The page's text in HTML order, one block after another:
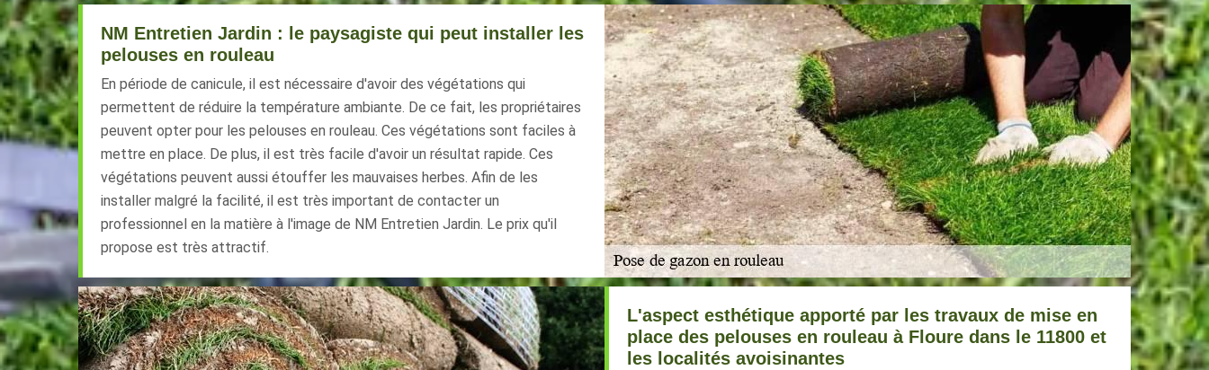
NM Entretien Jardin : le paysagiste qui peut installer les
pelouses en rouleau
En période de canicule, il est nécessaire d'avoir des végétations qui
permettent de réduire la température ambiante. De ce fait, les propriétaires
peuvent opter pour les pelouses en rouleau. Ces végétations sont faciles à
mettre en place. De plus, il est très facile d'avoir un résultat rapide. Ces
végétations peuvent aussi étouffer les mauvaises herbes. Afin de les
installer malgré la facilité, il est très important de contacter un
professionnel en la matière à l'image de NM Entretien Jardin. Le prix qu'il
propose est très attractif.
L'aspect esthétique apporté par les travaux de mise en
place des pelouses en rouleau à Floure dans le 11800 et
les localités avoisinantes